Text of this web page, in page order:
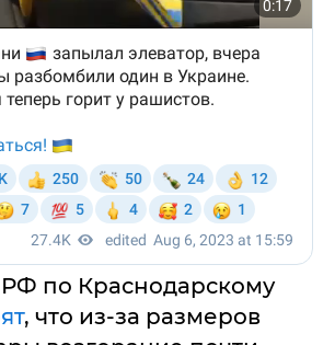
по Краснодарскому
, что из-за размеров